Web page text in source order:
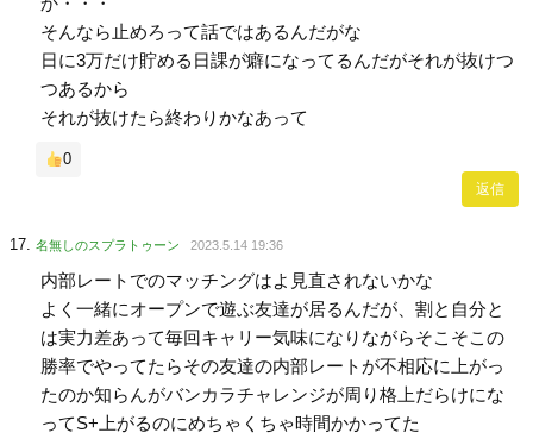
そんなら止めろって話ではあるんだがな
日に3万だけ貯める日課が癖になってるんだがそれが抜けつ
つあるから
それが抜けたら終わりかなあって
0
返信
名無しのスプラトゥーン 2023.5.14 19:36
内部レートでのマッチングはよ見直されないかな
よく一緒にオープンで遊ぶ友達が居るんだが、割と自分と
は実力差あって毎回キャリー気味になりながらそこそこの
勝率でやってたらその友達の内部レートが不相応に上がっ
たのか知らんがバンカラチャレンジが周り格上だらけにな
ってS+上がるのにめちゃくちゃ時間かかってた